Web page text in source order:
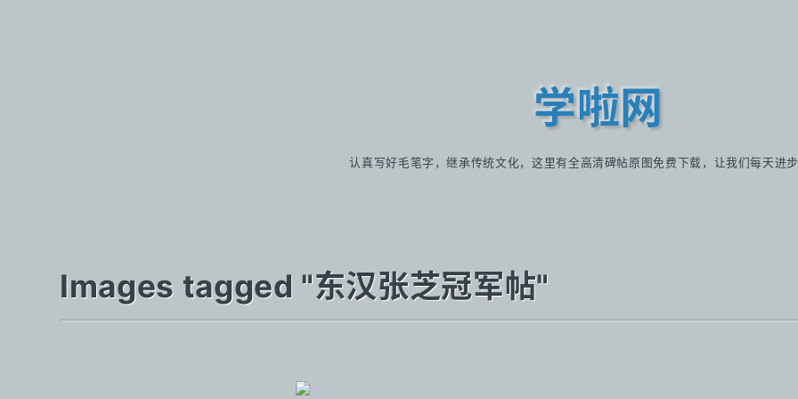
学啦网
认真写好毛笔字，继承传统文化，这里有全高清碑帖原图免费下载，让我们每天进
Images tagged "东汉张芝冠军帖"